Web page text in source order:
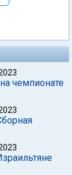
чемпионате